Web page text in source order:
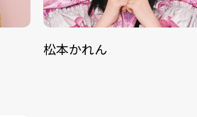
松本かれん